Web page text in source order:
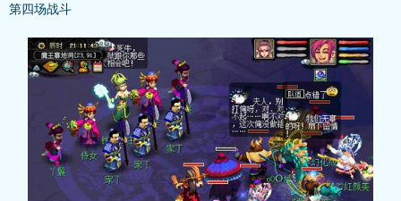
第四场战斗